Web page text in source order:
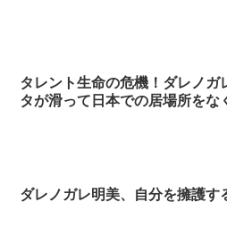
タレント生命の危機！ダレノガ
タが滑って日本での居場所をな
ダレノガレ明美、自分を擁護す